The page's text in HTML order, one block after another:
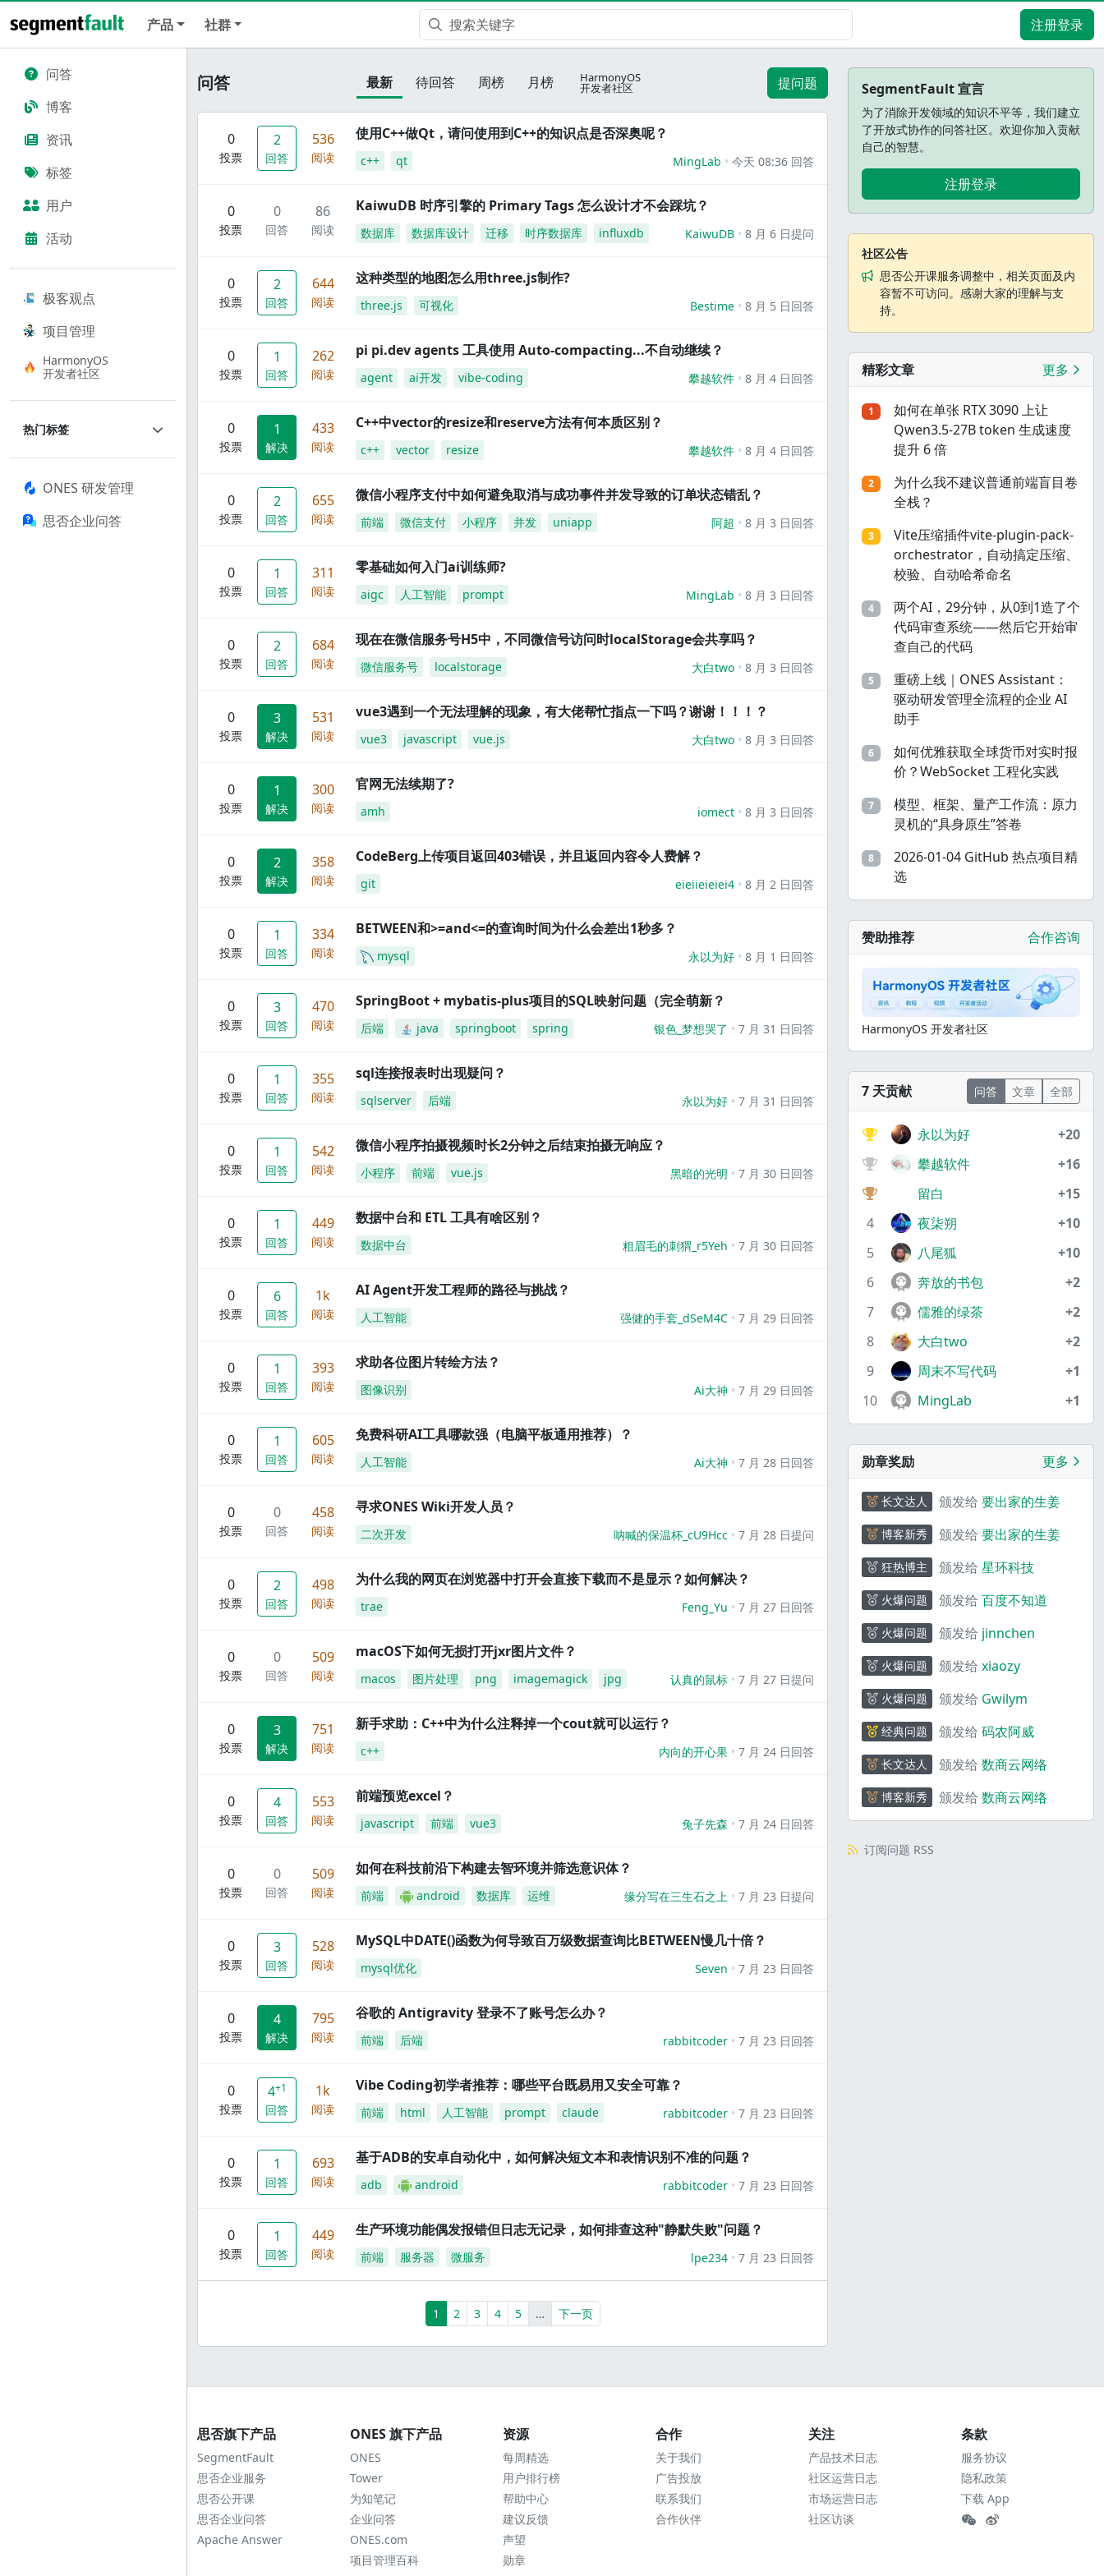
产品 社群 注册登录
问答
博客
资讯
标签
用户
活动
极客观点
项目管理
HarmonyOS
开发者社区
热门标签
ONES 研发管理
思否企业问答
问答 最新 待回答 周榜 月榜 HarmonyOS
开发者社区 提问题
0
投票
2
回答
536
阅读
使用C++做Qt，请问使用到C++的知识点是否深奥呢？
c++ qt MingLab 今天 08:36 回答
0
投票
0
回答
86
阅读
KaiwuDB 时序引擎的 Primary Tags 怎么设计才不会踩坑？
数据库 数据库设计 迁移 时序数据库 influxdb KaiwuDB 8 月 6 日提问
0
投票
2
回答
644
阅读
这种类型的地图怎么用three.js制作?
three.js 可视化 Bestime 8 月 5 日回答
0
投票
1
回答
262
阅读
pi pi.dev agents 工具使用 Auto-compacting...不自动继续？
agent ai开发 vibe-coding 攀越软件 8 月 4 日回答
0
投票
1
解决
433
阅读
C++中vector的resize和reserve方法有何本质区别？
c++ vector resize 攀越软件 8 月 4 日回答
0
投票
2
回答
655
阅读
微信小程序支付中如何避免取消与成功事件并发导致的订单状态错乱？
前端 微信支付 小程序 并发 uniapp 阿超 8 月 3 日回答
0
投票
1
回答
311
阅读
零基础如何入门ai训练师?
aigc 人工智能 prompt MingLab 8 月 3 日回答
0
投票
2
回答
684
阅读
现在在微信服务号H5中，不同微信号访问时localStorage会共享吗？
微信服务号 localstorage 大白two 8 月 3 日回答
0
投票
3
解决
531
阅读
vue3遇到一个无法理解的现象，有大佬帮忙指点一下吗？谢谢！！！？
vue3 javascript vue.js 大白two 8 月 3 日回答
0
投票
1
解决
300
阅读
官网无法续期了?
amh iomect 8 月 3 日回答
0
投票
2
解决
358
阅读
CodeBerg上传项目返回403错误，并且返回内容令人费解？
git eieiieieiei4 8 月 2 日回答
0
投票
1
回答
334
阅读
BETWEEN和>=and<=的查询时间为什么会差出1秒多？
mysql 永以为好 8 月 1 日回答
0
投票
3
回答
470
阅读
SpringBoot + mybatis-plus项目的SQL映射问题（完全萌新？
后端 java springboot spring 银色_梦想哭了 7 月 31 日回答
0
投票
1
回答
355
阅读
sql连接报表时出现疑问？
sqlserver 后端 永以为好 7 月 31 日回答
0
投票
1
回答
542
阅读
微信小程序拍摄视频时长2分钟之后结束拍摄无响应？
小程序 前端 vue.js 黑暗的光明 7 月 30 日回答
0
投票
1
回答
449
阅读
数据中台和 ETL 工具有啥区别？
数据中台 粗眉毛的刺猬_r5Yeh 7 月 30 日回答
0
投票
6
回答
1k
阅读
AI Agent开发工程师的路径与挑战？
人工智能 强健的手套_dSeM4C 7 月 29 日回答
0
投票
1
回答
393
阅读
求助各位图片转绘方法？
图像识别 Ai大神 7 月 29 日回答
0
投票
1
回答
605
阅读
免费科研AI工具哪款强（电脑平板通用推荐）？
人工智能 Ai大神 7 月 28 日回答
0
投票
0
回答
458
阅读
寻求ONES Wiki开发人员？
二次开发 呐喊的保温杯_cU9Hcc 7 月 28 日提问
0
投票
2
回答
498
阅读
为什么我的网页在浏览器中打开会直接下载而不是显示？如何解决？
trae Feng_Yu 7 月 27 日回答
0
投票
0
回答
509
阅读
macOS下如何无损打开jxr图片文件？
macos 图片处理 png imagemagick jpg 认真的鼠标 7 月 27 日提问
0
投票
3
解决
751
阅读
新手求助：C++中为什么注释掉一个cout就可以运行？
c++ 内向的开心果 7 月 24 日回答
0
投票
4
回答
553
阅读
前端预览excel？
javascript 前端 vue3 兔子先森 7 月 24 日回答
0
投票
0
回答
509
阅读
如何在科技前沿下构建去智环境并筛选意识体？
前端 android 数据库 运维 缘分写在三生石之上 7 月 23 日提问
0
投票
3
回答
528
阅读
MySQL中DATE()函数为何导致百万级数据查询比BETWEEN慢几十倍？
mysql优化 Seven 7 月 23 日回答
0
投票
4
解决
795
阅读
谷歌的 Antigravity 登录不了账号怎么办？
前端 后端 rabbitcoder 7 月 23 日回答
0
投票
4+1
回答
1k
阅读
Vibe Coding初学者推荐：哪些平台既易用又安全可靠？
前端 html 人工智能 prompt claude rabbitcoder 7 月 23 日回答
0
投票
1
回答
693
阅读
基于ADB的安卓自动化中，如何解决短文本和表情识别不准的问题？
adb android rabbitcoder 7 月 23 日回答
0
投票
1
回答
449
阅读
生产环境功能偶发报错但日志无记录，如何排查这种"静默失败"问题？
前端 服务器 微服务 lpe234 7 月 23 日回答
1 (current)
2 3 4 5 …More下一页
SegmentFault 宣言
为了消除开发领域的知识不平等，我们建立
了开放式协作的问答社区。欢迎你加入贡献
自己的智慧。
注册登录
社区公告
思否公开课服务调整中，相关页面及内
容暂不可访问。感谢大家的理解与支
持。
精彩文章 更多
1
如何在单张 RTX 3090 上让
Qwen3.5-27B token 生成速度
提升 6 倍
2
为什么我不建议普通前端盲目卷
全栈？
3
Vite压缩插件vite-plugin-pack-
orchestrator，自动搞定压缩、
校验、自动哈希命名
4
两个AI，29分钟，从0到1造了个
代码审查系统——然后它开始审
查自己的代码
5
重磅上线｜ONES Assistant：
驱动研发管理全流程的企业 AI
助手
6
如何优雅获取全球货币对实时报
价？WebSocket 工程化实践
7
模型、框架、量产工作流：原力
灵机的“具身原生”答卷
8
2026-01-04 GitHub 热点项目精
选
赞助推荐 合作咨询
HarmonyOS 开发者社区
7 天贡献 问答 文章 全部
永以为好
+20
攀越软件
+16
留白
+15
4
夜柒朔
+10
5
八尾狐
+10
6
奔放的书包
+2
7
儒雅的绿茶
+2
8
大白two
+2
9
周末不写代码
+1
10
MingLab +1
勋章奖励 更多
长文达人 颁发给 要出家的生姜
博客新秀 颁发给 要出家的生姜
狂热博主 颁发给 星环科技
火爆问题 颁发给 百度不知道
火爆问题 颁发给 jinnchen
火爆问题 颁发给 xiaozy
火爆问题 颁发给 Gwilym
经典问题 颁发给 码农阿威
长文达人 颁发给 数商云网络
博客新秀 颁发给 数商云网络
订阅问题 RSS
思否旗下产品
SegmentFault
思否企业服务
思否公开课
思否企业问答
Apache Answer
ONES 旗下产品
ONES
Tower
为知笔记
企业问答
ONES.com
项目管理百科
资源
每周精选
用户排行榜
帮助中心
建议反馈
声望
勋章
合作
关于我们
广告投放
联系我们
合作伙伴
关注
产品技术日志
社区运营日志
市场运营日志
社区访谈
条款
服务协议
隐私政策
下载 App